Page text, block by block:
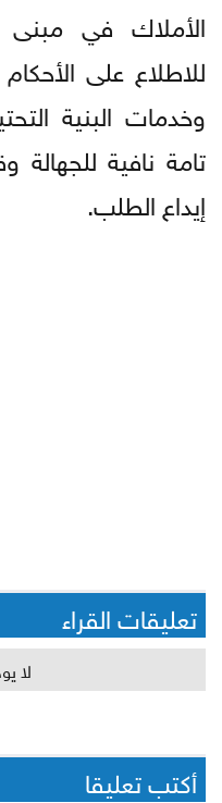
الأملاك في مبنى
للاطلاع على
وخدمات البنية
تامة نافية للجهالة
إيداع الطلب.
تعليقات القراء
لا
أكتب تعليقا